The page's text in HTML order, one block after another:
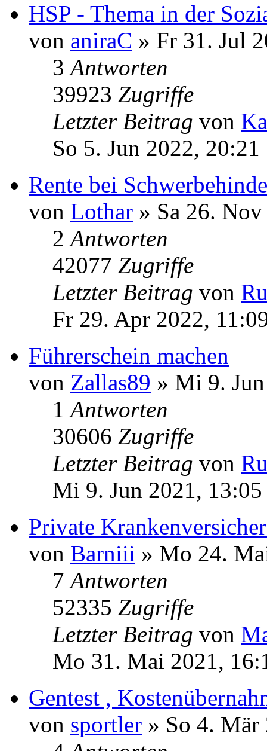
HSP - Thema in der
von aniraC » Fr 31. Jul
3Antworten
39923 Zugriffe
Letzter Beitrag von
So 5. Jun 2022, 20:21
Rente bei
von Lothar » Sa 26.
2Antworten
42077 Zugriffe
Letzter Beitrag von
Fr 29. Apr 2022,
Führerschein machen
von Zallas89 » Mi 9.
1Antworten
30606 Zugriffe
Letzter Beitrag von
Mi 9. Jun 2021, 13:05
Private
von Barniii » Mo 24.
7Antworten
52335 Zugriffe
Letzter Beitrag von
Mo 31. Mai 2021,
Gentest ,
von sportler » So 4. Mär